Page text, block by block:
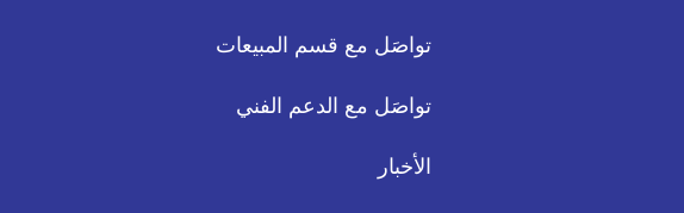
تواصَل مع قسم المبيعات
تواصَل مع الدعم الفني
الأخبار